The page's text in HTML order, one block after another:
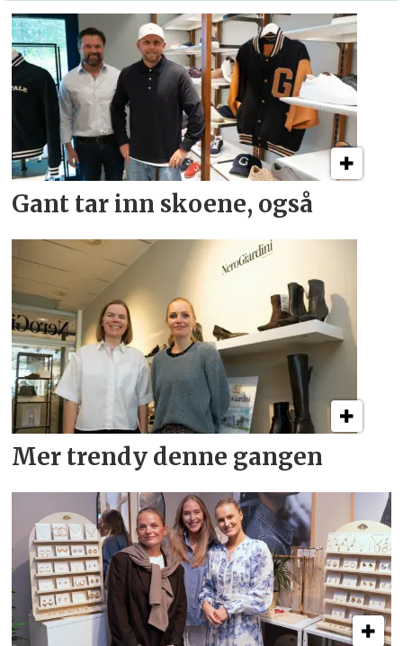
Gant tar inn skoene, også
Mer trendy denne gangen